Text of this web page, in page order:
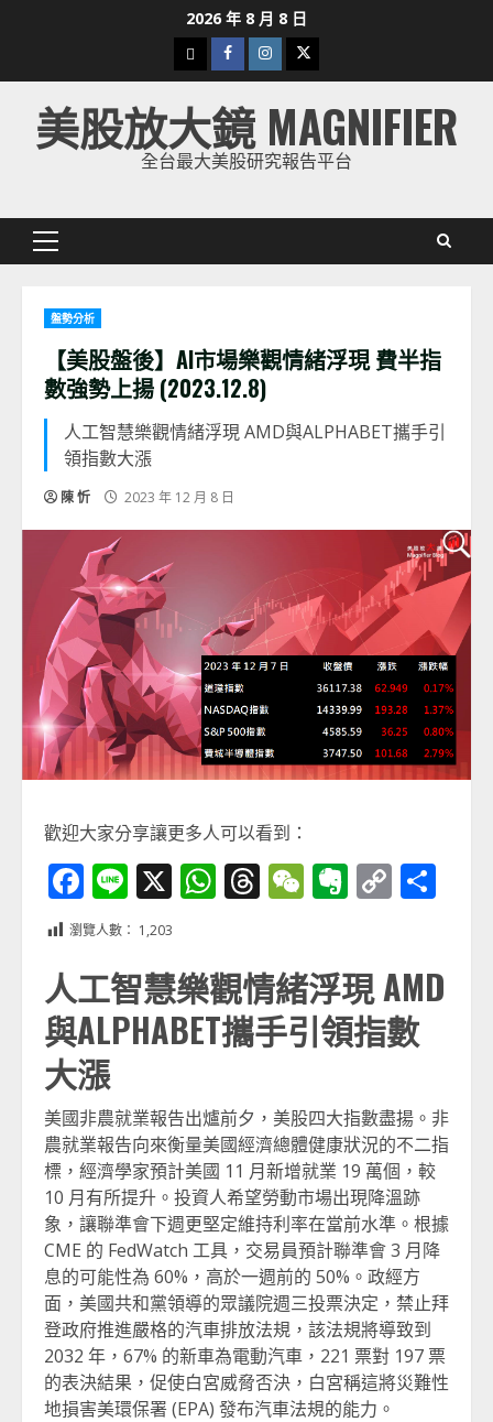
2026 年 8 月 8 日
下
載
美
股
Facebook
Instagram
Twitter
美股放大鏡 MAGNIFIER
全台最大美股研究報告平台
Primary
盤勢分析
【美股盤後】AI市場樂觀情緒浮現 費半指
數強勢上揚 (2023.12.8)
人工智慧樂觀情緒浮現 AMD與ALPHABET攜手引
領指數大漲
陳 忻 2023 年 12 月 8 日
歡迎大家分享讓更多人可以看到：
Facebook
Line
X WhatsApp
Threads
WeChat
Evernote
Copy
瀏覽人數： 1,203
人工智慧樂觀情緒浮現 AMD
與ALPHABET攜手引領指數
大漲
美國非農就業報告出爐前夕，美股四大指數盡揚。非
農就業報告向來衡量美國經濟總體健康狀況的不二指
標，經濟學家預計美國 11 月新增就業 19 萬個，較
10 月有所提升。投資人希望勞動市場出現降溫跡
象，讓聯準會下週更堅定維持利率在當前水準。根據
CME 的 FedWatch 工具，交易員預計聯準會 3 月降
息的可能性為 60%，高於一週前的 50%。政經方
面，美國共和黨領導的眾議院週三投票決定，禁止拜
登政府推進嚴格的汽車排放法規，該法規將導致到
2032 年，67% 的新車為電動汽車，221 票對 197 票
的表決結果，促使白宮威脅否決，白宮稱這將災難性
地損害美環保署 (EPA) 發布汽車法規的能力。